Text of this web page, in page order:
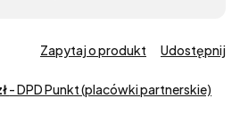
Zapytaj o produkt Udostępnij
- DPD Punkt (placówki partnerskie)